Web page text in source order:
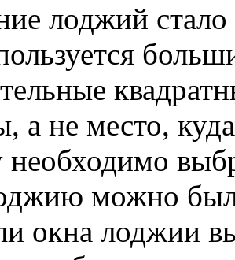
лоджий
а не место,
можно
окна лоджии